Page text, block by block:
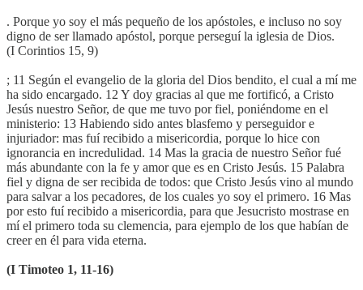
. Porque yo soy el más pequeño de los apóstoles, e incluso no soy
digno de ser llamado apóstol, porque perseguí la iglesia de Dios.
(I Corintios 15, 9)
; 11 Según el evangelio de la gloria del Dios bendito, el cual a mí me
ha sido encargado. 12 Y doy gracias al que me fortificó, a Cristo
Jesús nuestro Señor, de que me tuvo por fiel, poniéndome en el
ministerio: 13 Habiendo sido antes blasfemo y perseguidor e
injuriador: mas fuí recibido a misericordia, porque lo hice con
ignorancia en incredulidad. 14 Mas la gracia de nuestro Señor fué
más abundante con la fe y amor que es en Cristo Jesús. 15 Palabra
fiel y digna de ser recibida de todos: que Cristo Jesús vino al mundo
para salvar a los pecadores, de los cuales yo soy el primero. 16 Mas
por esto fuí recibido a misericordia, para que Jesucristo mostrase en
mí el primero toda su clemencia, para ejemplo de los que habían de
creer en él para vida eterna.
(I Timoteo 1, 11-16)